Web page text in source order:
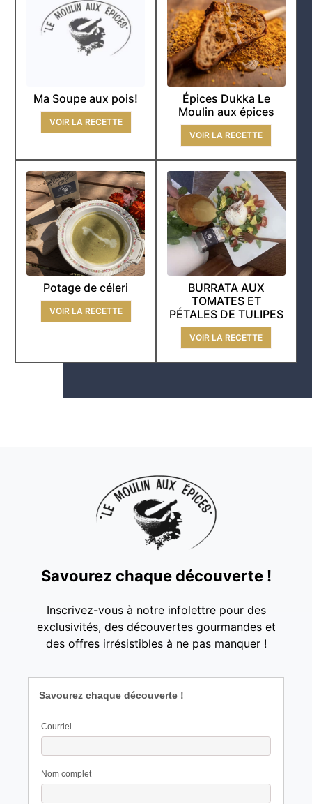
Ma Soupe aux pois!
VOIR LA RECETTE
Épices Dukka Le
Moulin aux épices
VOIR LA RECETTE
Potage de céleri
VOIR LA RECETTE
BURRATA AUX
TOMATES ET
PÉTALES DE TULIPES
VOIR LA RECETTE
Savourez chaque découverte !
Inscrivez-vous à notre infolettre pour des
exclusivités, des découvertes gourmandes et
des offres irrésistibles à ne pas manquer !
Savourez chaque découverte !
Courriel
Nom complet